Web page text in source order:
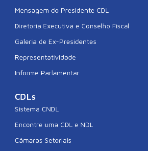
Mensagem do Presidente CDL
Diretoria Executiva e Conselho Fiscal
Galeria de Ex-Presidentes
Representatividade
Informe Parlamentar
CDLs
Sistema CNDL
Encontre uma CDL e NDL
Câmaras Setoriais